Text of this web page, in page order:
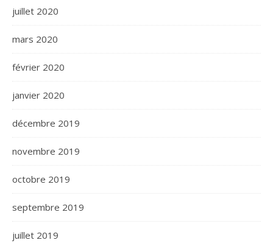
juillet 2020
mars 2020
février 2020
janvier 2020
décembre 2019
novembre 2019
octobre 2019
septembre 2019
juillet 2019